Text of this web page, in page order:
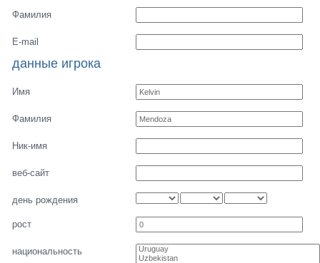
Фамилия
E-mail
данные игрока
Имя
Фамилия
Ник-имя
веб-сайт
день рождения
рост
национальность